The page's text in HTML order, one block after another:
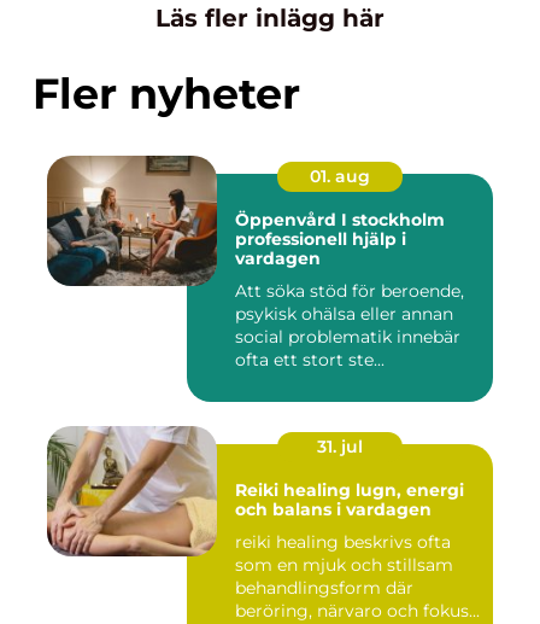
Läs fler inlägg här
Fler nyheter
01. aug
Öppenvård I stockholm
professionell hjälp i
vardagen
Att söka stöd för beroende,
psykisk ohälsa eller annan
social problematik innebär
ofta ett stort ste...
31. jul
Reiki healing lugn, energi
och balans i vardagen
reiki healing beskrivs ofta
som en mjuk och stillsam
behandlingsform där
beröring, närvaro och fokus...